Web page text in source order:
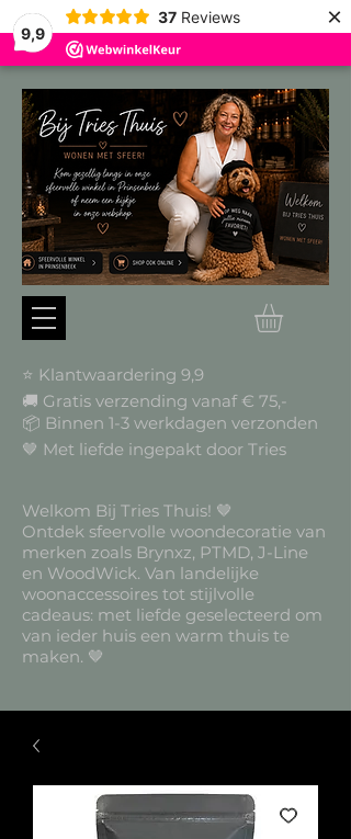
9,9
37 Reviews ×
⭐ Klantwaardering 9,9
🚚 Gratis verzending vanaf € 75,-
📦 Binnen 1-3 werkdagen verzonden
🤎 Met liefde ingepakt door Tries
Welkom Bij Tries Thuis! 🤎
Ontdek sfeervolle woondecoratie van
merken zoals Brynxz, PTMD, J-Line
en WoodWick. Van landelijke
woonaccessoires tot stijlvolle
cadeaus: met liefde geselecteerd om
van ieder huis een warm thuis te
maken. 🤎